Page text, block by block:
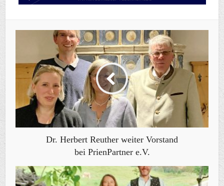
Dr. Herbert Reuther weiter Vorstand
bei PrienPartner e.V.